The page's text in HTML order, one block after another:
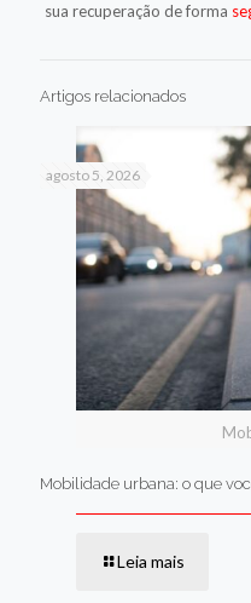
sua recuperação de forma
Artigos relacionados
agosto 5, 2026
Mobilidade urbana: o que
Leia mais